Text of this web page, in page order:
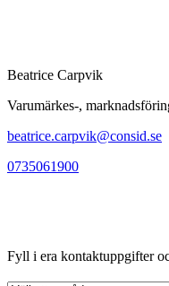
Beatrice Carpvik
Varumärkes-,
beatrice.carpvik@consid.se
0735061900
Fyll i era kontaktuppgifter